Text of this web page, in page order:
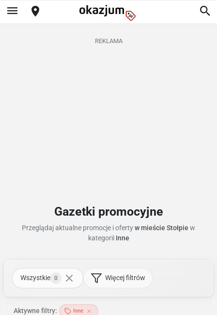
REKLAMA
Gazetki promocyjne
Przeglądaj aktualne promocje i ofertyw mieście Stołpie w
kategoriiInne
Wszystkie 0 Więcej filtrów
Aktywne filtry: Inne